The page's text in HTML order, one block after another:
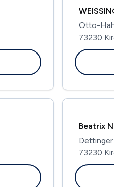
Otto-
73230
Beatrix
Dettinger
73230